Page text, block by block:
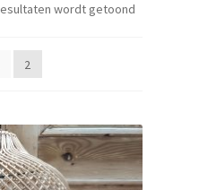
wordt getoond
2